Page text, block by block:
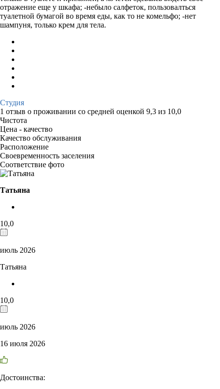
отражение еще у шкафа; -небыло салфеток, пользовалться
туалетной бумагой во время еды, как то не комельфо; -нет
шампуня, только крем для тела.
Студия
1 отзыв о проживании со средней оценкой 9,3 из 10,0
Чистота
Цена - качество
Качество обслуживания
Расположение
Своевременность заселения
Соответствие фото
Татьяна
10,0
июль 2026
Татьяна
10,0
июль 2026
16 июля 2026
Достоинства: